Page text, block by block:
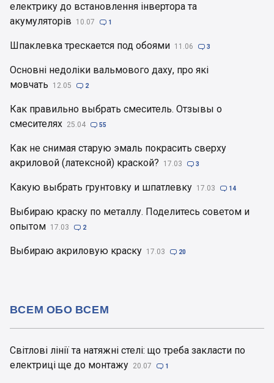
електрику до встановлення інвертора та
акумуляторів
10.07  1
Шпаклевка трескается под обоями 11.06  3
Основні недоліки вальмового даху, про які
мовчать
12.05  2
Как правильно выбрать смеситель. Отзывы о
смесителях 25.04  55
Как не снимая старую эмаль покрасить сверху
акриловой (латексной) краской?
17.03  3
Какую выбрать грунтовку и шпатлевку 17.03  14
Выбираю краску по металлу. Поделитесь советом и
опытом 17.03  2
Выбираю акриловую краску 17.03  20
Світлові лінії та натяжні стелі: що треба закласти по
електриці ще до монтажу 20.07  1
ВСЕМ ОБО ВСЕМ